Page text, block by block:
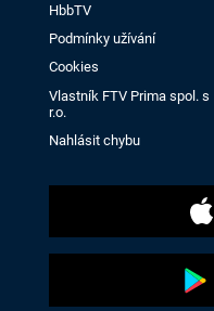
HbbTV
Podmínky užívání
Cookies
Vlastník FTV Prima spol. s
r.o.
Nahlásit chybu